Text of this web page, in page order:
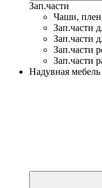
Зап.части
Чаши,
Зап.части
Зап.части
Зап.части
Зап.части
Надувная мебель